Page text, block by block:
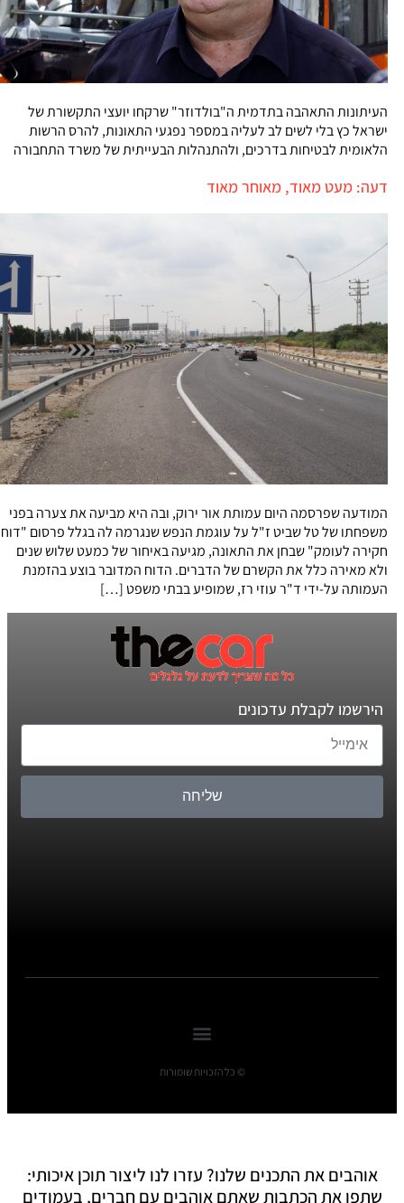
העיתונות התאהבה בתדמית ה"בולדוזר" שרקחו יועצי התקשורת של
ישראל כץ בלי לשים לב לעליה במספר נפגעי התאונות, להרס הרשות
הלאומית לבטיחות בדרכים, ולהתנהלות הבעייתית של משרד התחבורה
דעה: מעט מאוד, מאוחר מאוד
המודעה שפרסמה היום עמותת אור ירוק, ובה היא מביעה את צערה בפני
משפחתו של טל שביט ז"ל על עוגמת הנפש שנגרמה לה בגלל פרסום "דוח
חקירה לעומק" שבחן את התאונה, מגיעה באיחור של כמעט שלוש שנים
ולא מאירה כלל את הקשרם של הדברים. הדוח המדובר בוצע בהזמנת
העמותה על-ידי ד"ר עוזי רז, שמופיע בבתי משפט […]
הירשמו לקבלת עדכונים
שליחה
© כל הזכויות שומורות
אוהבים את התכנים שלנו? עזרו לנו ליצור תוכן איכותי:
שתפו את הכתבות שאתם אוהבים עם חברים, בעמודים